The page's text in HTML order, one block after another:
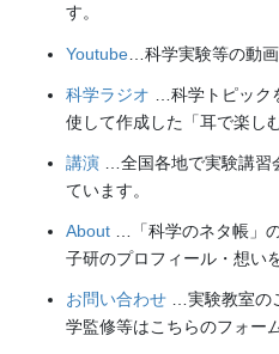
す。
Youtube …科学実験等の動
科学ラジオ …科学トピック
使して作成した「耳で楽し
講演 …全国各地で実験講習
ています。
About …「科学のネタ帳」
子研のプロフィール・想い
お問い合わせ …実験教室の
学監修等はこちらのフォー